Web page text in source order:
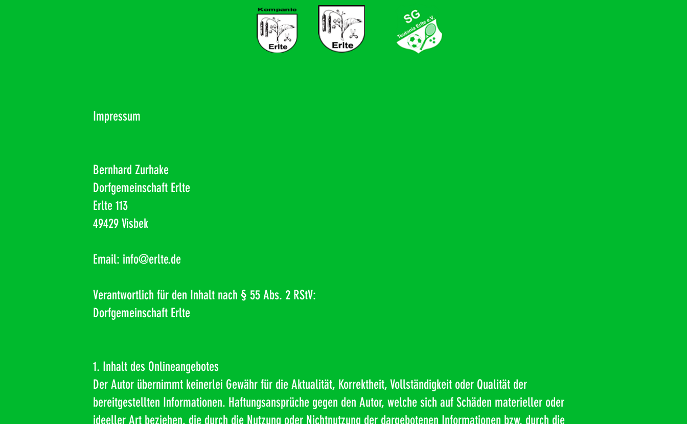
Impressum
Bernhard Zurhake
Dorfgemeinschaft Erlte
Erlte 113
49429 Visbek
Email: info@erlte.de
Verantwortlich für den Inhalt nach § 55 Abs. 2 RStV:
Dorfgemeinschaft Erlte
1. Inhalt des Onlineangebotes
Der Autor übernimmt keinerlei Gewähr für die Aktualität, Korrektheit, Vollständigkeit oder Qualität der
bereitgestellten Informationen. Haftungsansprüche gegen den Autor, welche sich auf Schäden materieller oder
ideeller Art beziehen, die durch die Nutzung oder Nichtnutzung der dargebotenen Informationen bzw. durch die